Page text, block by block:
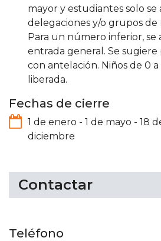
mayor y estudiantes solo se
delegaciones y/o grupos de
Para un número inferior, se
entrada general. Se sugiere
con antelación. Niños de 0 a
liberada.
Fechas de cierre
1 de enero - 1 de mayo - 18
diciembre
Contactar
Teléfono